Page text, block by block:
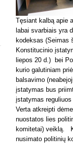
Tęsiant kalbą apie
labai svarbiais yra
kodeksas (Seimas
Konstitucinio
liepos 20 d.) bei
kurio galutiniam
balsavimo
įstatymas bus
įstatymas
Verta atkreipti
nuostatos lies
komitetai) veiklą.
nusimato politinių